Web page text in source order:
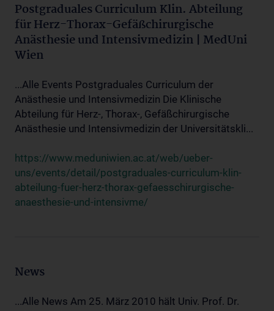
Postgraduales Curriculum Klin. Abteilung
für Herz-Thorax-Gefäßchirurgische
Anästhesie und Intensivmedizin | MedUni
Wien
...Alle Events Postgraduales Curriculum der
Anästhesie und Intensivmedizin Die Klinische
Abteilung für Herz-, Thorax-, Gefäßchirurgische
Anästhesie und Intensivmedizin der Universitätskli...
https://www.meduniwien.ac.at/web/ueber-
uns/events/detail/postgraduales-curriculum-klin-
abteilung-fuer-herz-thorax-gefaesschirurgische-
anaesthesie-und-intensivme/
News
...Alle News Am 25. März 2010 hält Univ. Prof. Dr.